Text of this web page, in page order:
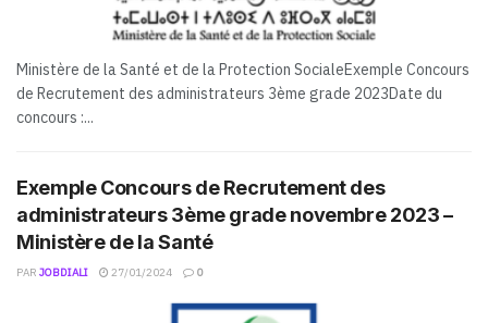
Ministère de la Santé et de la Protection SocialeExemple Concours
de Recrutement des administrateurs 3ème grade 2023Date du
concours :...
Exemple Concours de Recrutement des
administrateurs 3ème grade novembre 2023 –
Ministère de la Santé
PAR JOBDIALI 27/01/2024 0